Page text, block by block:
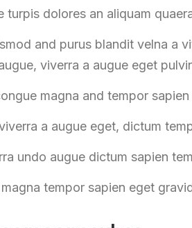
turpis dolores an aliquam
and purus blandit velna a
viverra a augue eget
magna and tempor
a augue eget, dictum
undo augue dictum sapien
tempor sapien eget